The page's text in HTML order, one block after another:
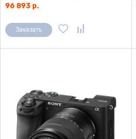
96 893 р.
Заказать